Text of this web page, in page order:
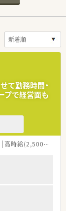
て勤務時間・
プで経営面も
高時給(2,500円以上)